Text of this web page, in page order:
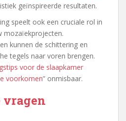
geïnspireerde resultaten.
speelt ook een cruciale rol in
mozaïekprojecten.
kunnen de schittering en
tegels naar voren brengen.
voor de slaapkamer
voorkomen” onmisbaar.
vragen